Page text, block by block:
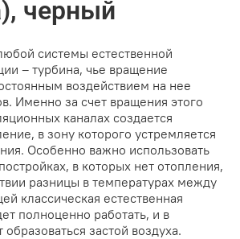
черный
системы естественной
– турбина, чье вращение
воздействием на нее
Именно за счет вращения этого
каналах создается
в зону которого устремляется
Особенно важно использовать
в которых нет отопления,
разницы в температурах между
классическая естественная
полноценно работать, и в
застой воздуха.